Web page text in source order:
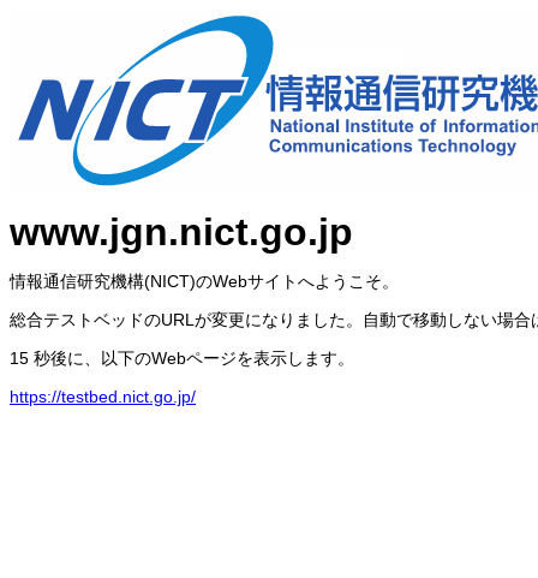
www.jgn.nict.go.jp
情報通信研究機構(NICT)のWebサイトへようこそ。
総合テストベッドのURLが変更になりました。自動で移動しない場
15 秒後に、以下のWebページを表示します。
https://testbed.nict.go.jp/